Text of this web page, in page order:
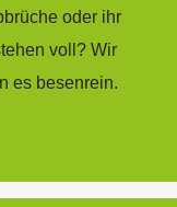
oder ihr
voll? Wir
es besenrein.